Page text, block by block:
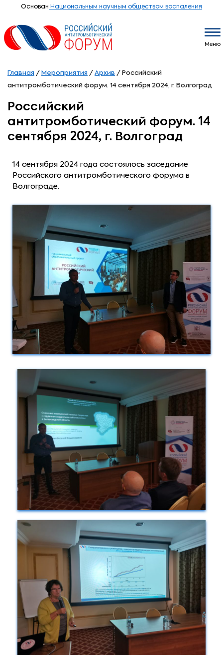
Основан Национальным научным обществом воспаления
Меню
Главная / Мероприятия / Архив / Российский
антитромботический форум. 14 сентября 2024, г. Волгоград
Российский
антитромботический форум. 14
сентября 2024, г. Волгоград
14 сентября 2024 года состоялось заседание
Российского антитромботического форума в
Волгограде.